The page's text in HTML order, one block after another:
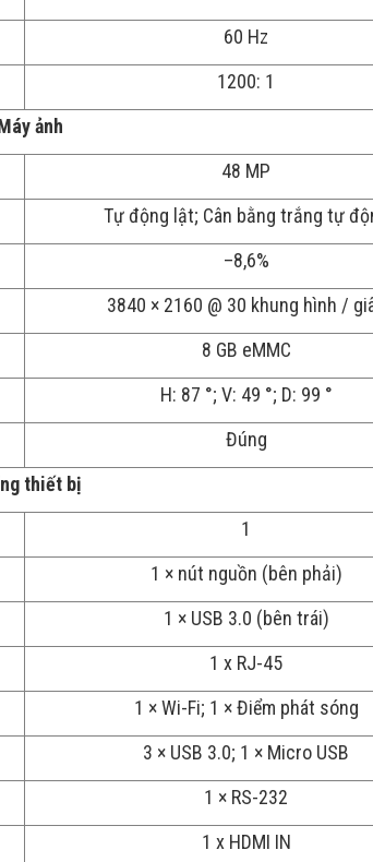
60 Hz
1200: 1
ảnh
48 MP
Tự động lật; Cân bằng trắng tự
–8,6%
3840 × 2160 @ 30 khung hình /
8 GB eMMC
H: 87 °; V: 49 °; D: 99 °
Đúng
thiết bị
1
1 × nút nguồn (bên phải)
1 × USB 3.0 (bên trái)
1 x RJ-45
1 × Wi-Fi; 1 × Điểm phát sóng
3 × USB 3.0; 1 × Micro USB
1 × RS-232
1 x HDMI IN